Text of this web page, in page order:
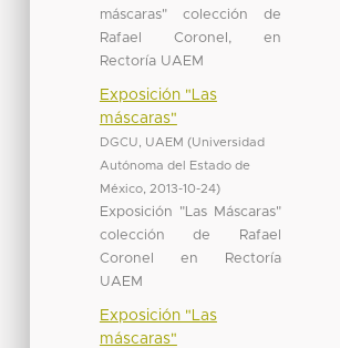
máscaras" colección de
Rafael Coronel, en
Rectoría UAEM
Exposición "Las
máscaras"
DGCU, UAEM (Universidad
Autónoma del Estado de
México, 2013-10-24)
Exposición "Las Máscaras"
colección de Rafael
Coronel en Rectoría
UAEM
Exposición "Las
máscaras"